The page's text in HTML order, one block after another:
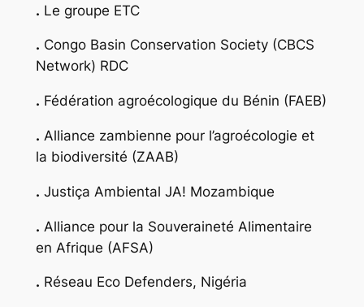
. Le groupe ETC
. Congo Basin Conservation Society (CBCS
Network) RDC
. Fédération agroécologique du Bénin (FAEB)
. Alliance zambienne pour l’agroécologie et
la biodiversité (ZAAB)
. Justiça Ambiental JA! Mozambique
. Alliance pour la Souveraineté Alimentaire
en Afrique (AFSA)
. Réseau Eco Defenders, Nigéria